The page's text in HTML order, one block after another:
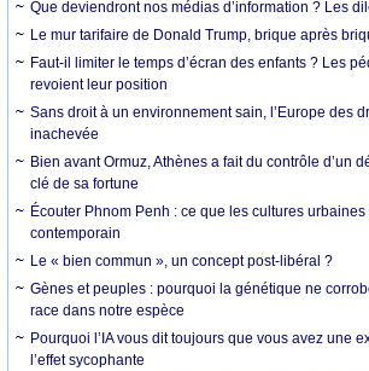
Que deviendront nos médias d’information ? Les
Le mur tarifaire de Donald Trump, brique après
Faut-il limiter le temps d’écran des enfants ? Les
revoient leur position
Sans droit à un environnement sain, l’Europe des
inachevée
Bien avant Ormuz, Athènes a fait du contrôle d’un
clé de sa fortune
Écouter Phnom Penh : ce que les cultures
contemporain
Le « bien commun », un concept post-libéral ?
Gènes et peuples : pourquoi la génétique ne
race dans notre espèce
Pourquoi l’IA vous dit toujours que vous avez une
l’effet sycophante